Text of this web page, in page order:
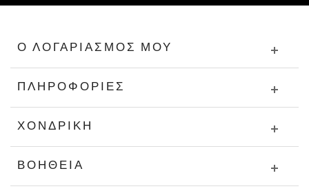
Ο ΛΟΓΑΡΙΑΣΜΌΣ ΜΟΥ
ΠΛΗΡΟΦΟΡΊΕΣ
ΧΟΝΔΡΙΚΉ
ΒΟΉΘΕΙΑ